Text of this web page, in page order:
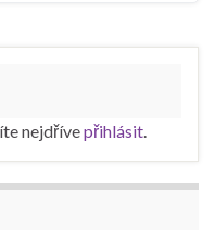
nejdřívepřihlásit.